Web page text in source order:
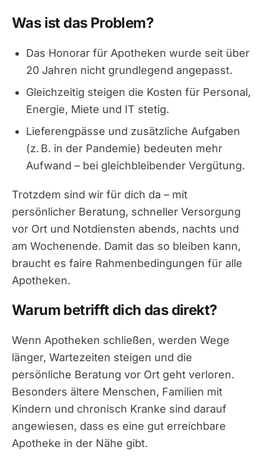
Was ist das Problem?
Das Honorar für Apotheken wurde seit über
20 Jahren nicht grundlegend angepasst.
Gleichzeitig steigen die Kosten für Personal,
Energie, Miete und IT stetig.
Lieferengpässe und zusätzliche Aufgaben
(z. B. in der Pandemie) bedeuten mehr
Aufwand – bei gleichbleibender Vergütung.
Trotzdem sind wir für dich da – mit
persönlicher Beratung, schneller Versorgung
vor Ort und Notdiensten abends, nachts und
am Wochenende. Damit das so bleiben kann,
braucht es faire Rahmenbedingungen für alle
Apotheken.
Warum betrifft dich das direkt?
Wenn Apotheken schließen, werden Wege
länger, Wartezeiten steigen und die
persönliche Beratung vor Ort geht verloren.
Besonders ältere Menschen, Familien mit
Kindern und chronisch Kranke sind darauf
angewiesen, dass es eine gut erreichbare
Apotheke in der Nähe gibt.